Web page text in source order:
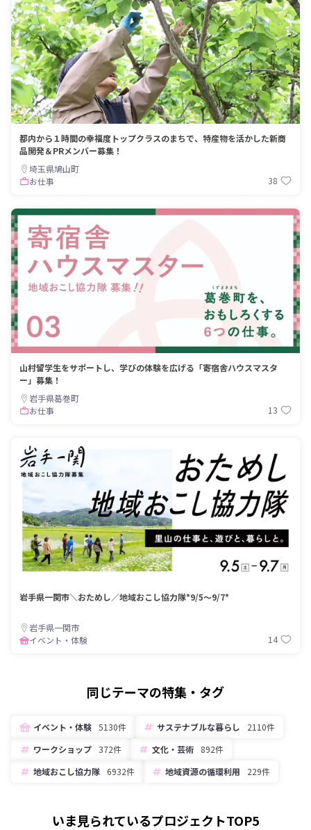
都内から１時間の幸福度トップクラスのまちで、特産物を活かした新商
品開発＆PRメンバー募集！
埼玉県鳩山町
お仕事
38
山村留学生をサポートし、学びの体験を広げる「寄宿舎ハウスマスタ
ー」募集！
岩手県葛巻町
お仕事
13
岩手県一関市＼おためし／地域おこし協力隊*9/5～9/7*
岩手県一関市
イベント・体験
14
同じテーマの特集・タグ
イベント・体験 5130件 サステナブルな暮らし
2110件
ワークショップ 372件 文化・芸術
892件
地域おこし協力隊
6932件 地域資源の循環利用 229件
いま見られているプロジェクトTOP5